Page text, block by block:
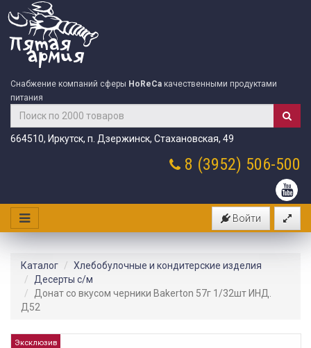
Снабжение компаний сферы HoReCa качественными продуктами
питания
664510, Иркутск, п. Дзержинск, Стахановская, 49
8 (3952) 506-500
Войти
Каталог
Хлебобулочные и кондитерские изделия
Десерты с/м
Донат со вкусом черники Bakerton 57г 1/32шт ИНД.
Д52
Эксклюзив